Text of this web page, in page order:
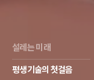
설레는 미래
평생기술의 첫걸음